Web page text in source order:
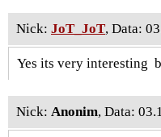
Nick: JoT_JoT, Data:
Yes its very interesting
Nick: Anonim, Data: